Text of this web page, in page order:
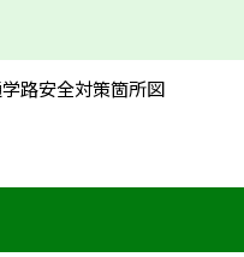
路安全対策箇所図